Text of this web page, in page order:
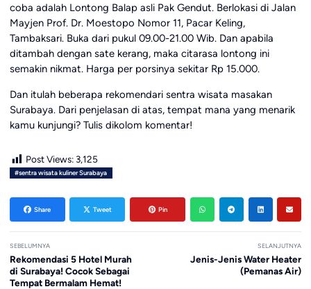
coba adalah Lontong Balap asli Pak Gendut. Berlokasi di Jalan
Mayjen Prof. Dr. Moestopo Nomor 11, Pacar Keling,
Tambaksari. Buka dari pukul 09.00-21.00 Wib. Dan apabila
ditambah dengan sate kerang, maka citarasa lontong ini
semakin nikmat. Harga per porsinya sekitar Rp 15.000.
Dan itulah beberapa rekomendari sentra wisata masakan
Surabaya. Dari penjelasan di atas, tempat mana yang menarik
kamu kunjungi? Tulis dikolom komentar!
Post Views: 3,125
#sentra wisata kuliner Surabaya
Share Tweet Pin
SEBELUMNYA
Rekomendasi 5 Hotel Murah
di Surabaya! Cocok Sebagai
Tempat Bermalam Hemat!
SELANJUTNYA
Jenis-Jenis Water Heater
(Pemanas Air)